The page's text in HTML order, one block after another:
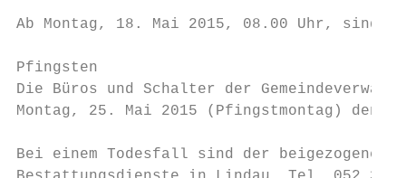
Ab Montag, 18. Mai 2015, 08.00 Uhr, sind
Pfingsten
Die Büros und Schalter der
Montag, 25. Mai 2015 (Pfingstmontag) den
Bei einem Todesfall sind der beigezogene